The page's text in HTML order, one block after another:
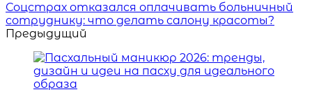
Соцстрах отказался оплачивать больничный
сотруднику: что делать салону красоты?
Предыдущий